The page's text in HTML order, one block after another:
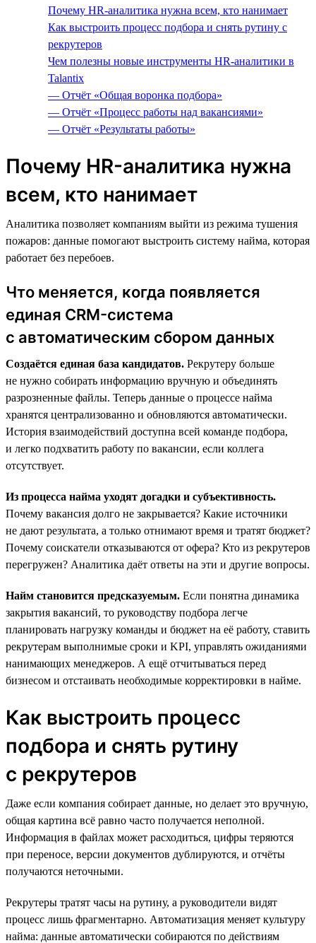
Почему HR-аналитика нужна всем, кто нанимает
Как выстроить процесс подбора и снять рутину с
рекрутеров
Чем полезны новые инструменты HR-аналитики в
Talantix
— Отчёт «Общая воронка подбора»
— Отчёт «Процесс работы над вакансиями»
— Отчёт «Результаты работы»
Почему HR-аналитика нужна
всем, кто нанимает
Аналитика позволяет компаниям выйти из режима тушения
пожаров: данные помогают выстроить систему найма, которая
работает без перебоев.
Что меняется, когда появляется
единая CRM-система
с автоматическим сбором данных
Создаётся единая база кандидатов. Рекрутеру больше
не нужно собирать информацию вручную и объединять
разрозненные файлы. Теперь данные о процессе найма
хранятся централизованно и обновляются автоматически.
История взаимодействий доступна всей команде подбора,
и легко подхватить работу по вакансии, если коллега
отсутствует.
Из процесса найма уходят догадки и субъективность.
Почему вакансия долго не закрывается? Какие источники
не дают результата, а только отнимают время и тратят бюджет?
Почему соискатели отказываются от офера? Кто из рекрутеров
перегружен? Аналитика даёт ответы на эти и другие вопросы.
Найм становится предсказуемым. Если понятна динамика
закрытия вакансий, то руководству подбора легче
планировать нагрузку команды и бюджет на её работу, ставить
рекрутерам выполнимые сроки и KPI, управлять ожиданиями
нанимающих менеджеров. А ещё отчитываться перед
бизнесом и отстаивать необходимые корректировки в найме.
Как выстроить процесс
подбора и снять рутину
с рекрутеров
Даже если компания собирает данные, но делает это вручную,
общая картина всё равно часто получается неполной.
Информация в файлах может расходиться, цифры теряются
при переносе, версии документов дублируются, и отчёты
получаются неточными.
Рекрутеры тратят часы на рутину, а руководители видят
процесс лишь фрагментарно. Автоматизация меняет культуру
найма: данные автоматически собираются по действиям